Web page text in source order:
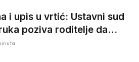
i upis u vrtić: Ustavni sud
poziva roditelje da